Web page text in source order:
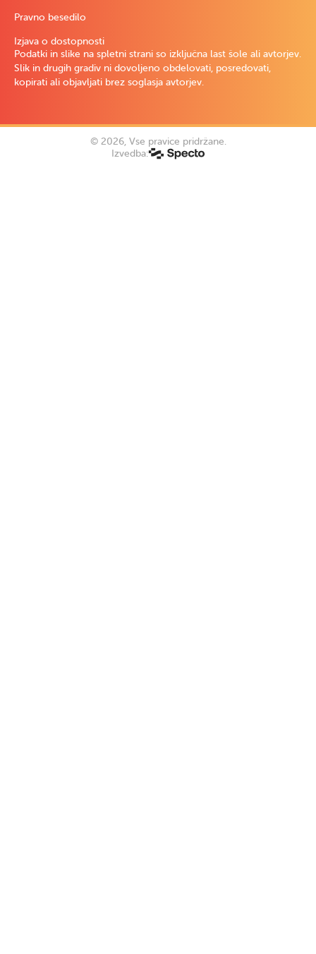
Pravno besedilo
Izjava o dostopnosti
Podatki in slike na spletni strani so izključna last šole ali avtorjev.
Slik in drugih gradiv ni dovoljeno obdelovati, posredovati,
kopirati ali objavljati brez soglasja avtorjev.
© 2026, Vse pravice pridržane.
Izvedba: